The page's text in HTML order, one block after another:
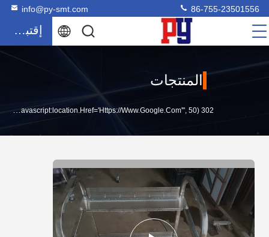
info@py-smt.com 86-755-23501556
إقتباس
المنتجات